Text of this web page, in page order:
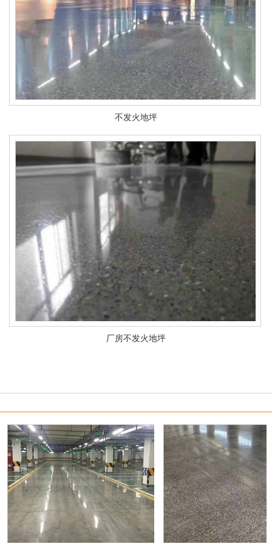
不发火地坪
厂房不发火地坪